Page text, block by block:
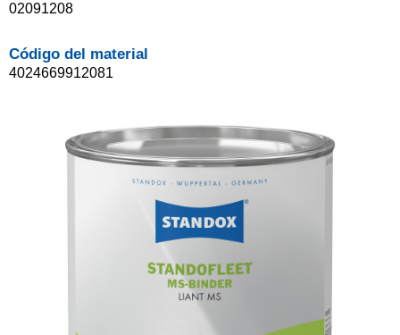
02091208
Código del material
4024669912081